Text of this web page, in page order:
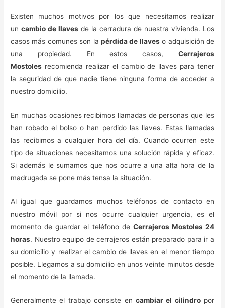
Existen muchos motivos por los que necesitamos realizar
uncambio de llaves de la cerradura de nuestra vivienda. Los
casos más comunes son la pérdida de llaveso adquisición de
una propiedad. En estos casos, Cerrajeros
Mostoles recomienda realizar el cambio de llaves para tener
la seguridad de que nadie tiene ninguna forma de acceder a
nuestro domicilio.
En muchas ocasiones recibimos llamadas de personas que les
han robado el bolso o han perdido las llaves. Estas llamadas
las recibimos a cualquier hora del día. Cuando ocurren este
tipo de situaciones necesitamos una solución rápida y eficaz.
Si además le sumamos que nos ocurre a una alta hora de la
madrugada se pone más tensa la situación.
Al igual que guardamos muchos teléfonos de contacto en
nuestro móvil por si nos ocurre cualquier urgencia, es el
momento de guardar el teléfono de Cerrajeros Mostoles 24
horas. Nuestro equipo de cerrajeros están preparado para ir a
su domicilio y realizar el cambio de llaves en el menor tiempo
posible. Llegamos a su domicilio en unos veinte minutos desde
el momento de la llamada.
Generalmente el trabajo consiste en cambiar el cilindropor